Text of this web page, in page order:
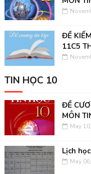
ĐỀ
11C5
TIN HỌC 10
ĐỀ
MÔN
May
Lịch
May